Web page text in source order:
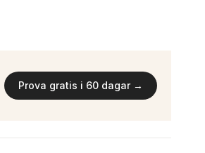
Prova gratis i 60 dagar →